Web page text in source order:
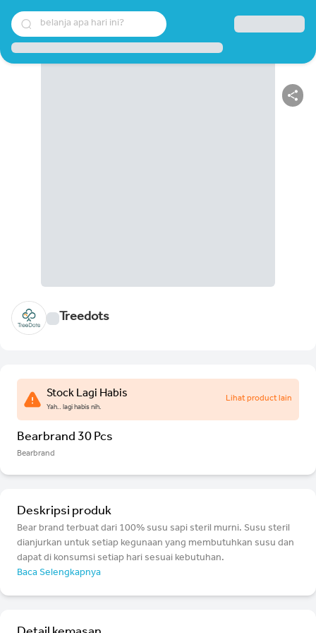
belanja apa hari ini?
Treedots
Stock Lagi Habis
Yah.. lagi habis nih.
Lihat product lain
Bearbrand 30 Pcs
Bearbrand
Deskripsi produk
Bear brand terbuat dari 100% susu sapi steril murni. Susu steril
dianjurkan untuk setiap kegunaan yang membutuhkan susu dan
dapat di konsumsi setiap hari sesuai kebutuhan.
Baca Selengkapnya